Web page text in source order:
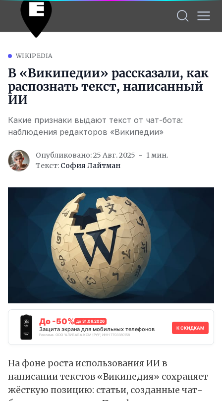
WIKIPEDIA
В «Википедии» рассказали, как
распознать текст, написанный
ИИ
Какие признаки выдают текст от чат-бота:
наблюдения редакторов «Википедии»
Опубликовано: 25 Авг. 2025
1 мин.
Текст: София Лайтман
До -50% до 31.08.2026
Защита экрана для мобильных телефонов
Реклама. ООО "АЛИБАБА.КОМ (РУ)", ИНН 7703380158
К СКИДКАМ
На фоне роста использования ИИ в
написании текстов «Википедия» сохраняет
жёсткую позицию: статьи, созданные чат-